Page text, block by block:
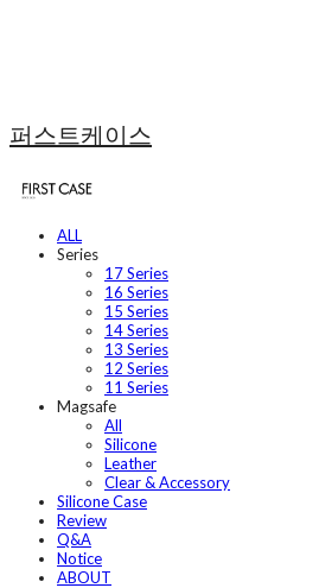
퍼스트케이스
ALL
Series
17 Series
16 Series
15 Series
14 Series
13 Series
12 Series
11 Series
Magsafe
All
Silicone
Leather
Clear & Accessory
Silicone Case
Review
Q&A
Notice
ABOUT